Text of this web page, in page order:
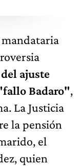
mandataria
ajuste
Badaro",
La Justicia
la pensión
el
quien